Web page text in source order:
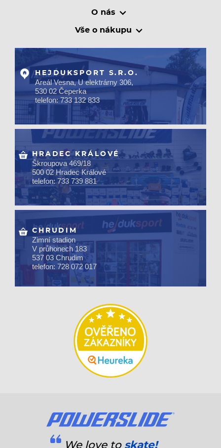
O nás
Vše o nákupu
HEJDUKSPORT S.R.O.
Areál Vesna, U elektrárny 306,
530 02 Čeperka
telefon: 733 132 833
HRADEC KRÁLOVÉ
Škroupova 469/18
500 02 Hradec Králové
telefon: 733 739 881
CHRUDIM
Zimní stadion
V průhonech 183
537 03 Chrudim
telefon: 728 072 017
We love to skate!